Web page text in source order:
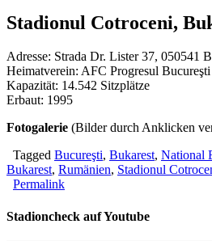
Stadionul Cotroceni,
Adresse: Strada Dr. Lister 37, 050541
Heimatverein: AFC Progresul Bucureşti
Kapazität: 14.542 Sitzplätze
Erbaut: 1995
Fotogalerie (Bilder durch Anklicken
Tagged Bucureşti, Bukarest, National
Bukarest, Rumänien, Stadionul
Permalink
Stadioncheck auf Youtube